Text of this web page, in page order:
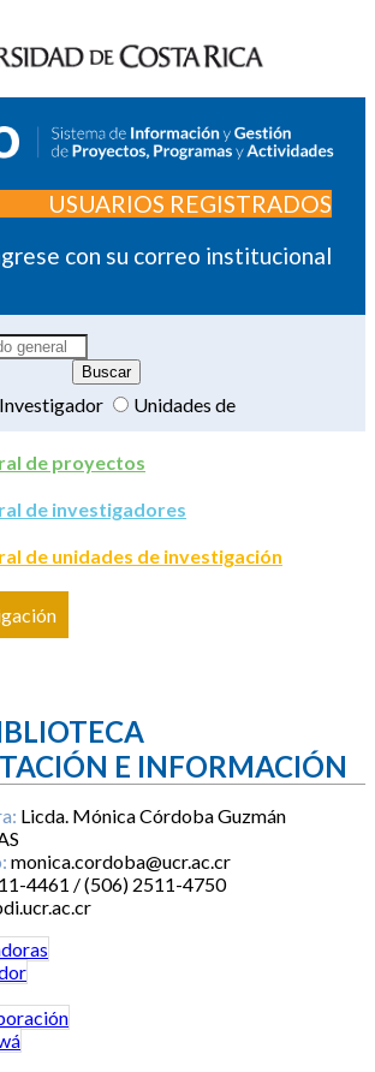
USUARIOS REGISTRADOS
con su correo institucional
Investigador
Unidades de
de proyectos
de investigadores
de unidades de investigación
E INFORMACIÓN
Licda. Mónica Córdoba Guzmán
monica.cordoba@ucr.ac.cr
4461 / (506) 2511-4750